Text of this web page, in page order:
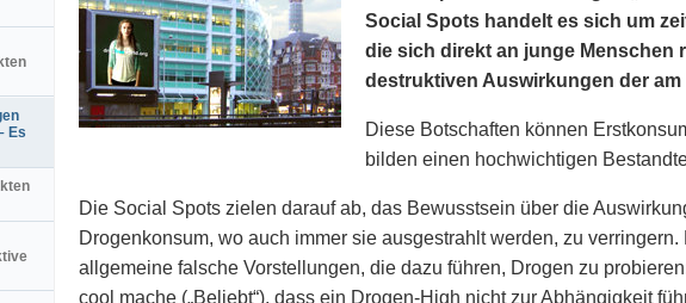
Social Spots handelt es sich um
die sich direkt an junge Menschen
destruktiven Auswirkungen der
Diese Botschaften können
bilden einen hochwichtigen
Die Social Spots zielen darauf ab, das Bewusstsein über die
Drogenkonsum, wo auch immer sie ausgestrahlt werden, zu
allgemeine falsche Vorstellungen, die dazu führen, Drogen zu
cool mache („Beliebt“), dass ein Drogen-High nicht zur Abhängigkeit
Es